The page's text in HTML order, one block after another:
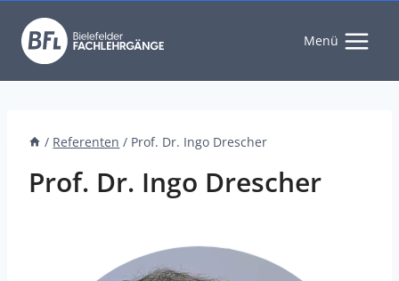
Inhalt
springen
Menü
/ Referenten / Prof. Dr. Ingo Drescher
Prof. Dr. Ingo Drescher